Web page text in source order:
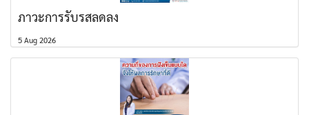
ภาวะการรับรสลดลง
5 Aug 2026